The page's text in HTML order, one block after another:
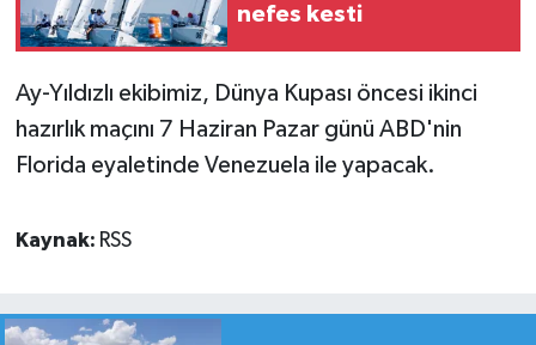
nefes kesti
Ay-Yıldızlı ekibimiz, Dünya Kupası öncesi ikinci
hazırlık maçını 7 Haziran Pazar günü ABD'nin
Florida eyaletinde Venezuela ile yapacak.
Kaynak: RSS